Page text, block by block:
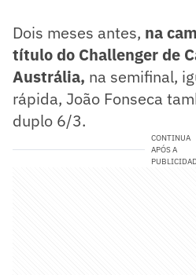
Dois meses antes, na
título do Challenger de
Austrália, na semifinal,
rápida, João Fonseca
duplo 6/3.
CONTINUA
APÓS A